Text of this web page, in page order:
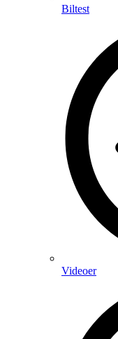
Biltest
Videoer